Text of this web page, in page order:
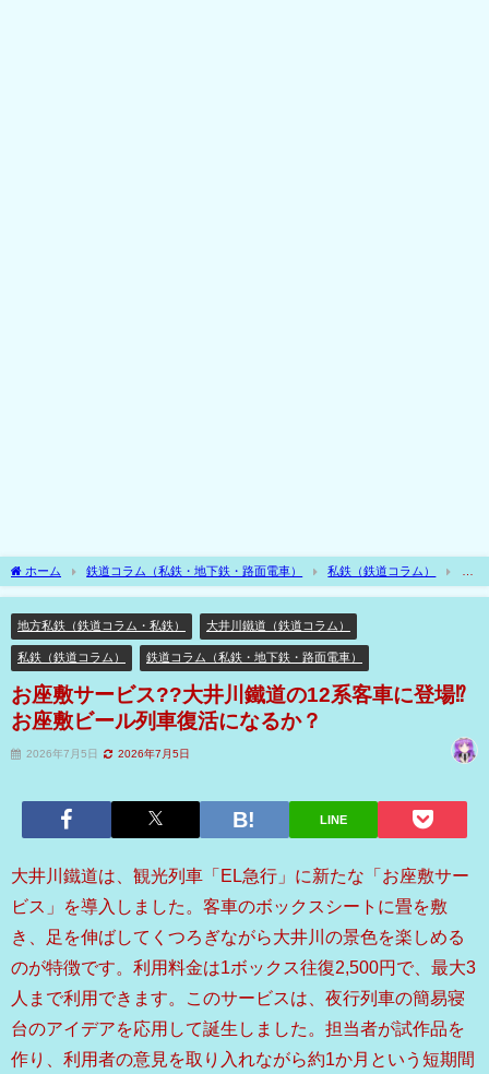
ホーム 鉄道コラム（私鉄・地下鉄・路面電車） 私鉄（鉄道コラム）
方私鉄（鉄道コラム・私鉄）
お座敷サービス??大井川鐵道の12系客車に登場⁉お座
地方私鉄（鉄道コラム・私鉄）
大井川鐵道（鉄道コラム）
私鉄（鉄道コラム） 鉄道コラム（私鉄・地下鉄・路面電車）
お座敷サービス??大井川鐵道の12系客車に登場⁉
お座敷ビール列車復活になるか？
2026年7月5日 2026年7月5日
LINE
大井川鐵道は、観光列車「EL急行」に新たな「お座敷サー
ビス」を導入しました。客車のボックスシートに畳を敷
き、足を伸ばしてくつろぎながら大井川の景色を楽しめる
のが特徴です。利用料金は1ボックス往復2,500円で、最大3
人まで利用できます。このサービスは、夜行列車の簡易寝
台のアイデアを応用して誕生しました。担当者が試作品を
作り、利用者の意見を取り入れながら約1か月という短期間